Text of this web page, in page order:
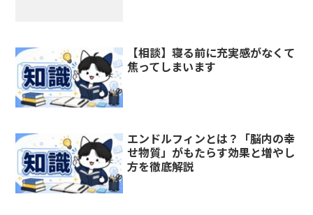
【相談】寝る前に充実感がなくて
焦ってしまいます
エンドルフィンとは？「脳内の幸
せ物質」がもたらす効果と増やし
方を徹底解説